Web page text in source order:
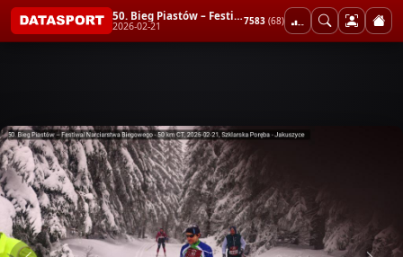
50. Bieg Piastów – Festiwal Narciarstwa Biegowego - 50 km CT
2026-02-21 7583 (68)